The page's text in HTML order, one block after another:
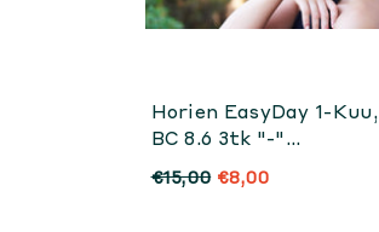
Horien EasyDay 1-Kuu,
BC 8.6 3tk "-"
Tugevused
Tühjendusmüük
€15,00 €8,00